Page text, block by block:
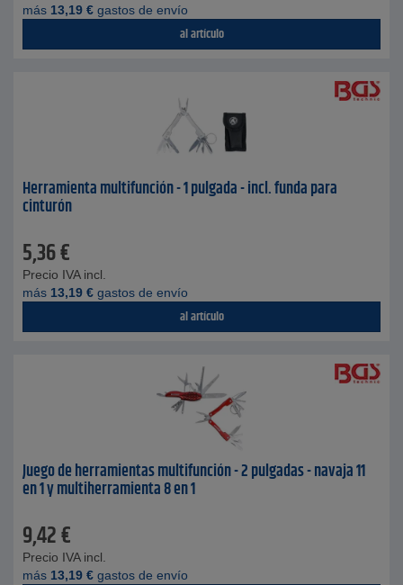
más 13,19 € gastos de envío
al artículo
Herramienta multifunción - 1 pulgada - incl. funda para
cinturón
5,36€
Precio IVA incl.
más 13,19 € gastos de envío
al artículo
Juego de herramientas multifunción - 2 pulgadas - navaja 11
en 1 y multiherramienta 8 en 1
9,42€
Precio IVA incl.
más 13,19 € gastos de envío